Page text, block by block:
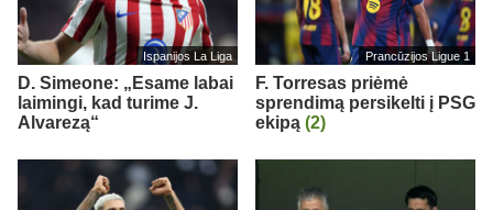
Ispanijos La Liga
D. Simeone: „Esame labai
laimingi, kad turime J.
Alvarezą“
Prancūzijos Ligue 1
F. Torresas priėmė
sprendimą persikelti į PSG
ekipą (2)